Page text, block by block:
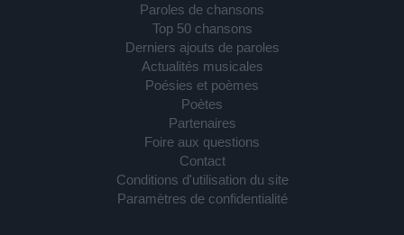
Paroles de chansons
Top 50 chansons
Derniers ajouts de paroles
Actualités musicales
Poésies et poèmes
Poètes
Partenaires
Foire aux questions
Contact
Conditions d'utilisation du site
Paramètres de confidentialité